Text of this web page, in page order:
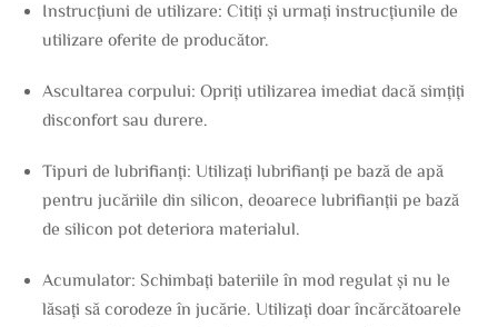
Instrucțiuni de utilizare: Citiți și urmați instrucțiunile de
utilizare oferite de producător.
Ascultarea corpului: Opriți utilizarea imediat dacă simțiți
disconfort sau durere.
Tipuri de lubrifianți: Utilizați lubrifianți pe bază de apă
pentru jucăriile din silicon, deoarece lubrifianții pe bază
de silicon pot deteriora materialul.
Acumulator: Schimbați bateriile în mod regulat și nu le
lăsați să corodeze în jucărie. Utilizați doar încărcătoarele